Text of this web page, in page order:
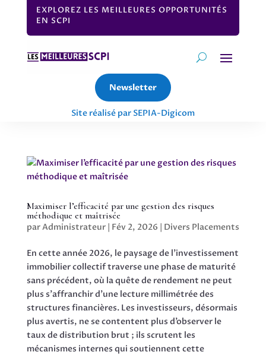
EXPLOREZ LES MEILLEURES OPPORTUNITÉS
EN SCPI
Newsletter
Site réalisé par SEPIA-Digicom
Maximiser l’efficacité par une gestion des risques
méthodique et maîtrisée
parAdministrateur| Fév 2, 2026 | Divers Placements
En cette année 2026, le paysage de l’investissement
immobilier collectif traverse une phase de maturité
sans précédent, où la quête de rendement ne peut
plus s’affranchir d’une lecture millimétrée des
structures financières. Les investisseurs, désormais
plus avertis, ne se contentent plus d’observer le
taux de distribution brut ; ils scrutent les
mécanismes internes qui soutiennent cette